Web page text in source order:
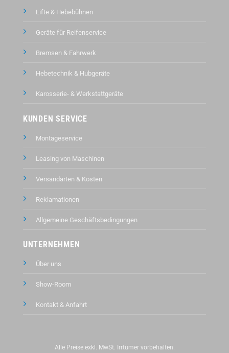
Lifte & Hebebühnen
Geräte für Reifenservice
Bremsen & Fahrwerk
Hebetechnik & Hubgeräte
Karosserie- & Werkstattgeräte
KUNDEN SERVICE
Montageservice
Leasing von Maschinen
Versandarten & Kosten
Reklamationen
Allgemeine Geschäftsbedingungen
UNTERNEHMEN
Über uns
Show-Room
Kontakt & Anfahrt
Alle Preise exkl. MwSt. Irrtümer vorbehalten.